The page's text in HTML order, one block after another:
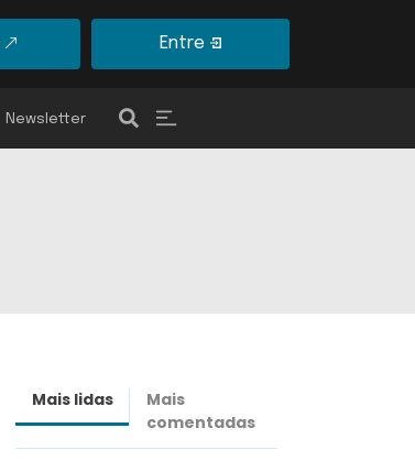
Entre
Newsletter
Mais lidas
Mais
comentadas